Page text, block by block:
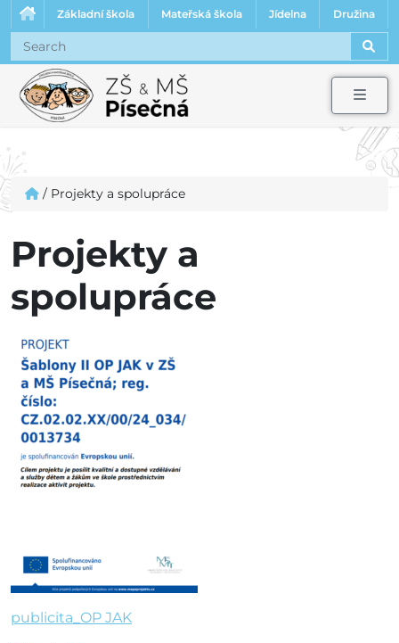
Základní škola Mateřská škola Jídelna Družina
/ Projekty a spolupráce
Projekty a
spolupráce
publicita_OP JAK